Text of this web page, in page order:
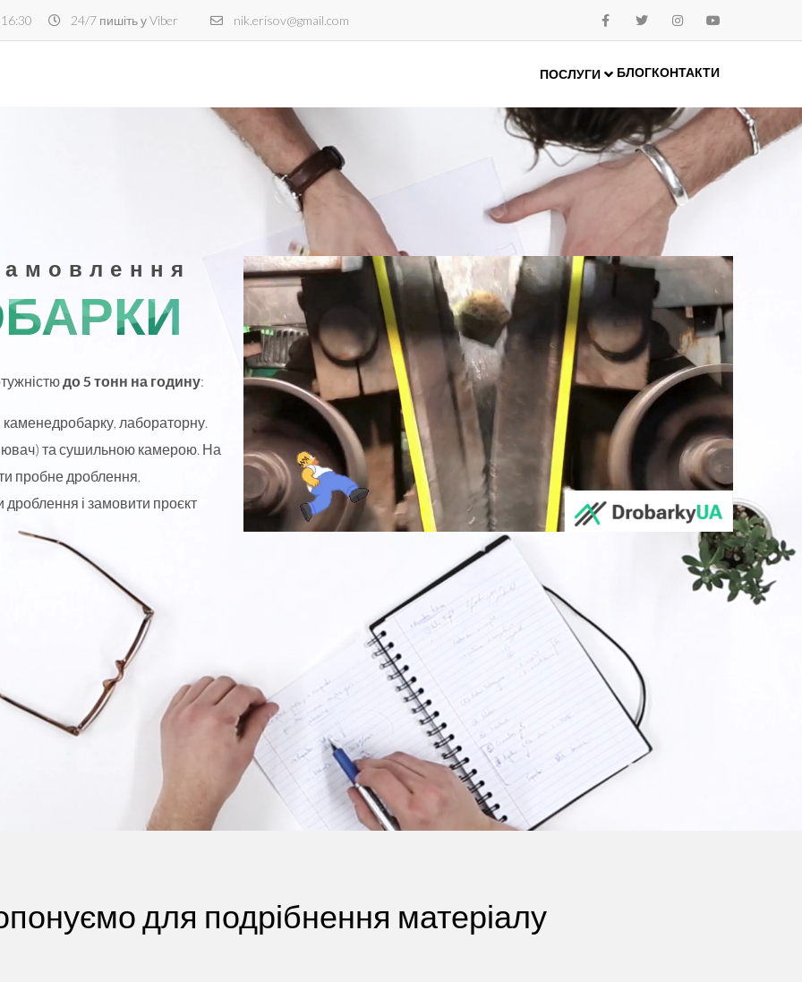
24/7 пишіть у Viber nik.erisov@gmail.com
ПОСЛУГИ БЛОГКОНТАКТИ
до 5 тонн на годину:
лабораторну.
та сушильною камерою. На
пробне дроблення,
і замовити проєкт
для подрібнення матеріалу